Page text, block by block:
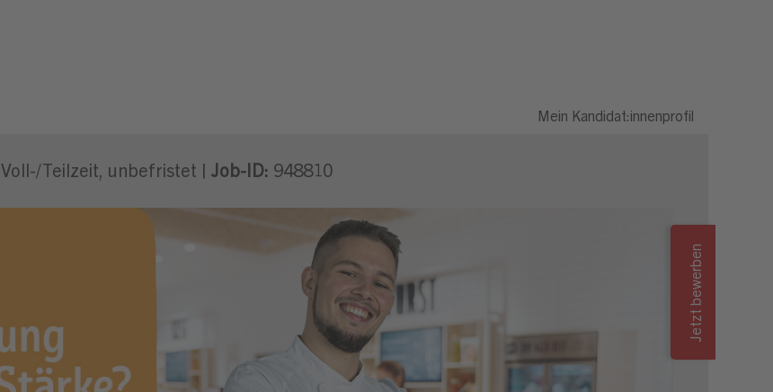
Mein Kandidat:innenprofil
Voll-/Teilzeit, unbefristet | Job-ID: 948810